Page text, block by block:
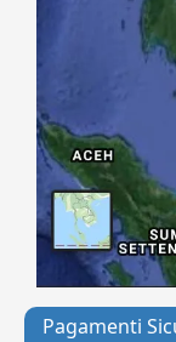
Pagamenti